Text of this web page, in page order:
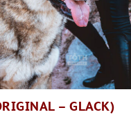
– GLACK)